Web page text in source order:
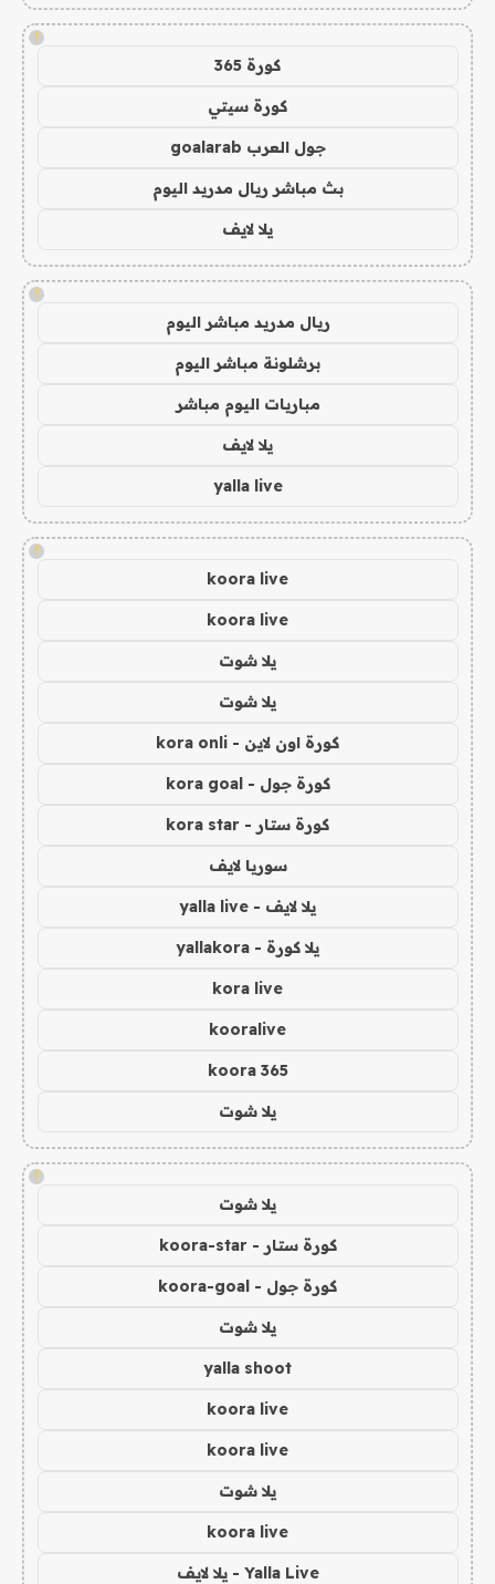
!
كورة 365
كورة سيتي
جول العرب goalarab
بث مباشر ريال مدريد اليوم
يلا لايف
!
ريال مدريد مباشر اليوم
برشلونة مباشر اليوم
مباريات اليوم مباشر
يلا لايف
yalla live
!
koora live
koora live
يلا شوت
يلا شوت
كورة اون لاين - kora onli
كورة جول - kora goal
كورة ستار - kora star
سوريا لايف
يلا لايف - yalla live
يلا كورة - yallakora
kora live
kooralive
koora 365
يلا شوت
!
يلا شوت
كورة ستار - koora-star
كورة جول - koora-goal
يلا شوت
yalla shoot
koora live
koora live
يلا شوت
koora live
Yalla Live - يلا لايف